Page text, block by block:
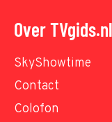
Over TVgids.nl
SkyShowtime
Contact
Colofon